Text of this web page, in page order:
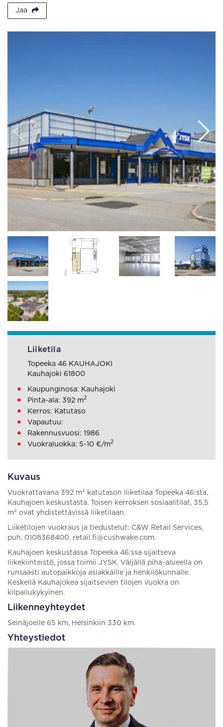
Jaa
Kuvaus
Vuokrattavana 392 m² katutason liiketilaa Topeeka 46:sta,
Kauhajoen keskustasta. Toisen kerroksen sosiaalitilat, 35,5
m² ovat yhdistettävissä liiketilaan.
Liiketilojen vuokraus ja tiedustelut: C&W Retail Services,
puh. 0108368400, retail.fi@cushwake.com.
Kauhajoen keskustassa Topeeka 46:ssa sijaitseva
liikekiinteistö, jossa toimii JYSK. Väljällä piha-alueella on
runsaasti autopaikkoja asiakkaille ja henkilökunnalle.
Keskellä Kauhajokea sijaitsevien tilojen vuokra on
kilpailukykyinen.
Liikenneyhteydet
Seinäjoelle 65 km, Helsinkiin 330 km.
Yhteystiedot
Liiketila
Topeeka 46 KAUHAJOKI
Kauhajoki 61800
Kaupunginosa: Kauhajoki
Pinta-ala: 392 m2
Kerros: Katutaso
Vapautuu:
Rakennusvuosi: 1986
Vuokraluokka: 5-10 €/m2